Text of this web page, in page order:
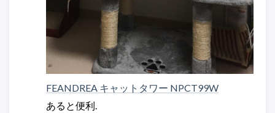
FEANDREA キャットタワー NPCT99W
あると便利.